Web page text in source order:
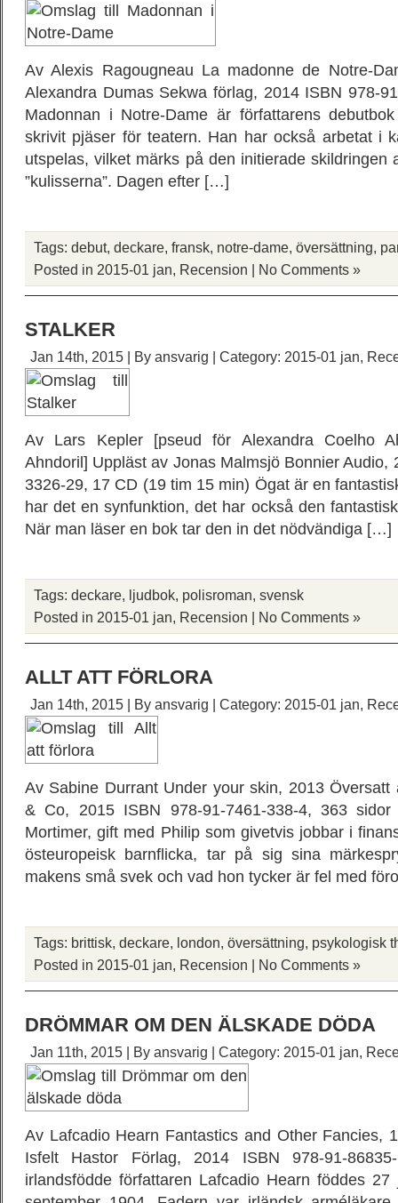
Av Alexis Ragougneau La madonne de Notre-
Alexandra Dumas Sekwa förlag, 2014 ISBN 978-
Madonnan i Notre-Dame är författarens
skrivit pjäser för teatern. Han har också arbetat i
utspelas, vilket märks på den initierade skildringen
”kulisserna”. Dagen efter […]
Tags: debut, deckare, fransk, notre-dame, översättning,
Posted in 2015-01 jan, Recension | No Comments »
STALKER
Jan 14th, 2015 | By ansvarig | Category: 2015-01 jan,
Av Lars Kepler [pseud för Alexandra Coelho
Ahndoril] Uppläst av Jonas Malmsjö Bonnier Audio,
3326-29, 17 CD (19 tim 15 min) Ögat är en
har det en synfunktion, det har också den
När man läser en bok tar den in det nödvändiga […]
Tags: deckare, ljudbok, polisroman, svensk
Posted in 2015-01 jan, Recension | No Comments »
ALLT ATT FÖRLORA
Jan 14th, 2015 | By ansvarig | Category: 2015-01 jan,
Av Sabine Durrant Under your skin, 2013 Översatt
& Co, 2015 ISBN 978-91-7461-338-4, 363 sidor
Mortimer, gift med Philip som givetvis jobbar i
östeuropeisk barnflicka, tar på sig sina
makens små svek och vad hon tycker är fel med
Tags: brittisk, deckare, london, översättning, psykologisk
Posted in 2015-01 jan, Recension | No Comments »
DRÖMMAR OM DEN ÄLSKADE DÖDA
Jan 11th, 2015 | By ansvarig | Category: 2015-01 jan,
Av Lafcadio Hearn Fantastics and Other Fancies,
Isfelt Hastor Förlag, 2014 ISBN 978-91-
irlandsfödde författaren Lafcadio Hearn föddes